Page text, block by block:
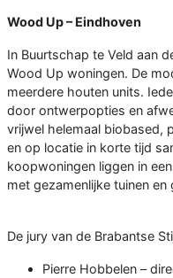
Wood Up – Eindhoven
In Buurtschap te Veld aan
Wood Up woningen. De
meerdere houten units.
door ontwerpopties en
vrijwel helemaal biobased,
en op locatie in korte tijd
koopwoningen liggen in
met gezamenlijke tuinen en
De jury van de Brabantse
Pierre Hobbelen –